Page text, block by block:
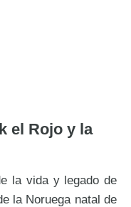
el Rojo y la
la vida y legado de
la Noruega natal de